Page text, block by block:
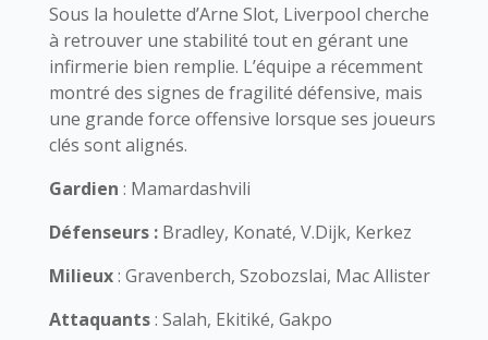
Sous la houlette d’Arne Slot, Liverpool cherche
à retrouver une stabilité tout en gérant une
infirmerie bien remplie. L’équipe a récemment
montré des signes de fragilité défensive, mais
une grande force offensive lorsque ses joueurs
clés sont alignés.
Gardien : Mamardashvili
Défenseurs : Bradley, Konaté, V.Dijk, Kerkez
Milieux: Gravenberch, Szobozslai, Mac Allister
Attaquants: Salah, Ekitiké, Gakpo